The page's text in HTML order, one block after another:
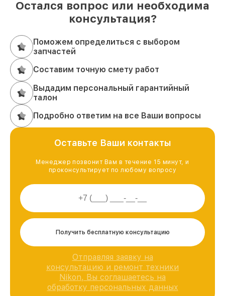
Остался вопрос или необходима
консультация?
Поможем определиться с выбором
запчастей
Составим точную смету работ
Выдадим персональный гарантийный
талон
Подробно ответим на все Ваши вопросы
Оставьте Ваши контакты
Менеджер позвонит Вам в течение 15 минут, и
проконсультирует по любому вопросу
Получить бесплатную консультацию
Отправляя заявку на
консультацию и ремонт техники
Nikon, Вы соглашаетесь на
обработку персональных данных